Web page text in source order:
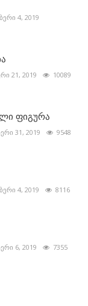
4, 2019
21, 2019 10089
ფიგურა
31, 2019 9548
4, 2019 8116
6, 2019 7355